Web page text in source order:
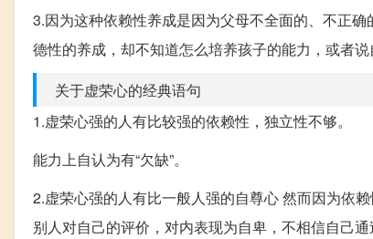
3.因为这种依赖性养成是因为父母不全面的、不正
德性的养成，却不知道怎么培养孩子的能力，或者说
关于虚荣心的经典语句
1.虚荣心强的人有比较强的依赖性，独立性不够。
能力上自认为有“欠缺”。
2.虚荣心强的人有比一般人强的自尊心 然而因为依
别人对自己的评价，对内表现为自卑，不相信自己